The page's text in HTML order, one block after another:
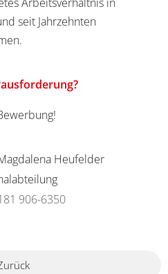
seit Jahrzehnten
Heufelder
906-6350